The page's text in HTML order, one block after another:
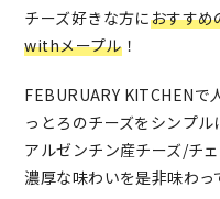
チーズ好きな方におすすめ
withメープル！
FEBURUARY KITCHENで
っとろのチーズをシンプル
アルゼンチン産チーズ/チ
濃厚な味わいを是非味わっ